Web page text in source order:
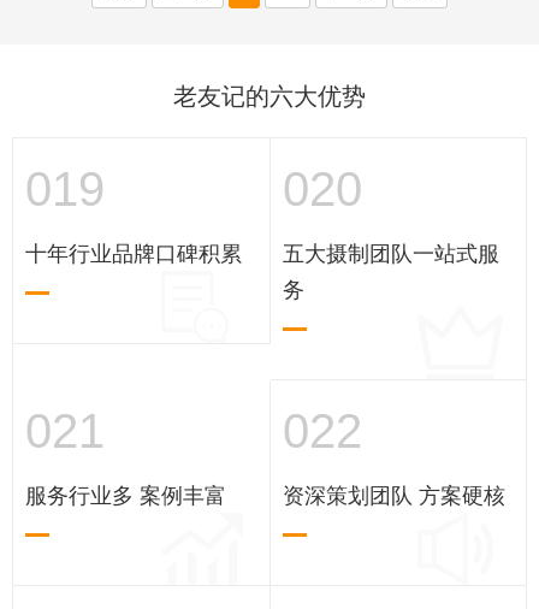
老友记的六大优势
019
十年行业品牌口碑积累
020
五大摄制团队一站式服
务
021
服务行业多 案例丰富
022
资深策划团队 方案硬核